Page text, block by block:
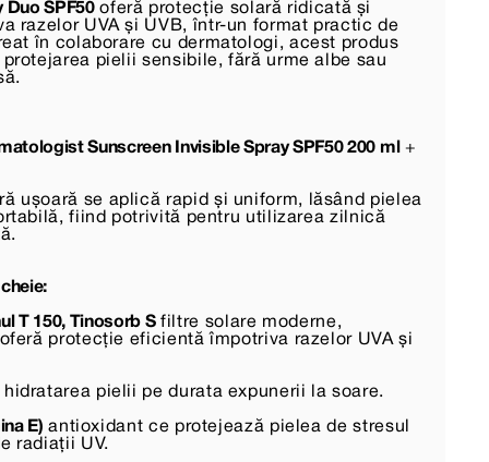
Duo SPF50oferă protecție solară ridicată și
razelor UVA și UVB, într-un format practic de
în colaborare cu dermatologi, acest produs
pielii sensibile, fără urme albe sau
Sunscreen Invisible Spray SPF50 200 ml
+
ușoară se aplică rapid și uniform, lăsând pielea
fiind potrivită pentru utilizarea zilnică
T 150, Tinosorb Sfiltre solare moderne,
protecție eficientă împotriva razelor UVA și
hidratarea pielii pe durata expunerii la soare.
E) antioxidant ce protejează pielea de stresul
radiații UV.